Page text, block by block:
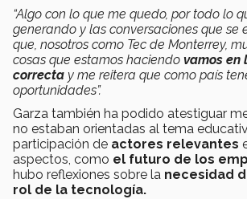
“Algo con lo que me quedo, por todo lo
generando y las conversaciones que se
que, nosotros como Tec de Monterrey,
cosas que estamos haciendo vamos en
correcta y me reitera que como país
oportunidades”.
Garza también ha podido atestiguar
no estaban orientadas al tema
participación de actores relevantes
aspectos, como el futuro de los
hubo reflexiones sobre la necesidad
rol de la tecnología.